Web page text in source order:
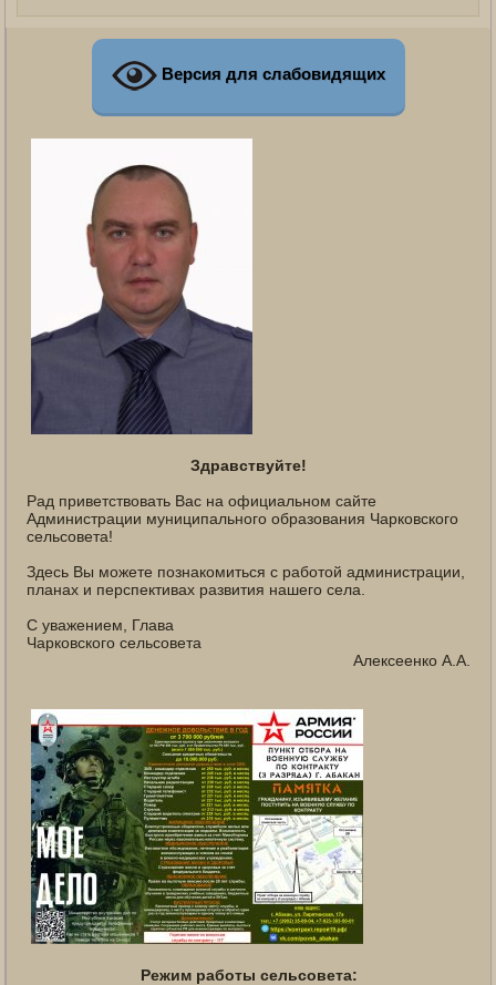
Версия для слабовидящих
Здравствуйте!
Рад приветствовать Вас на официальном сайте
Администрации муниципального образования Чарковского
сельсовета!
Здесь Вы можете познакомиться с работой администрации,
планах и перспективах развития нашего села.
С уважением, Глава
Чарковского сельсовета
Алексеенко А.А.
Режим работы сельсовета: